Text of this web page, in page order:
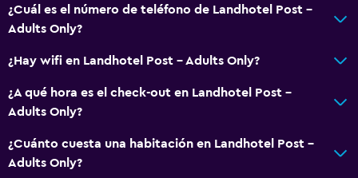
Recepción 24 horas
Accesibilidad y adecuación
extra)
Ascensor disponible
¿Cuál es el número de teléfono de Landhotel Post -
Adults Only?
¿Hay wifi en Landhotel Post - Adults Only?
¿A qué hora es el check-out en Landhotel Post -
Adults Only?
¿Cuánto cuesta una habitación en Landhotel Post -
Adults Only?